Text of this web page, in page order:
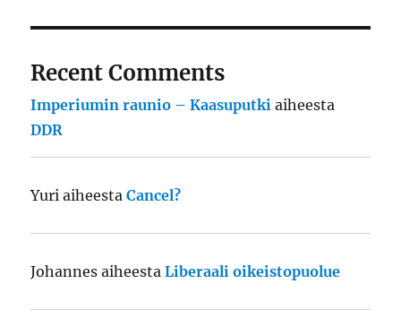
Recent Comments
Imperiumin raunio – Kaasuputki aiheesta
DDR
Yuri aiheestaCancel?
Johannes aiheestaLiberaali oikeistopuolue